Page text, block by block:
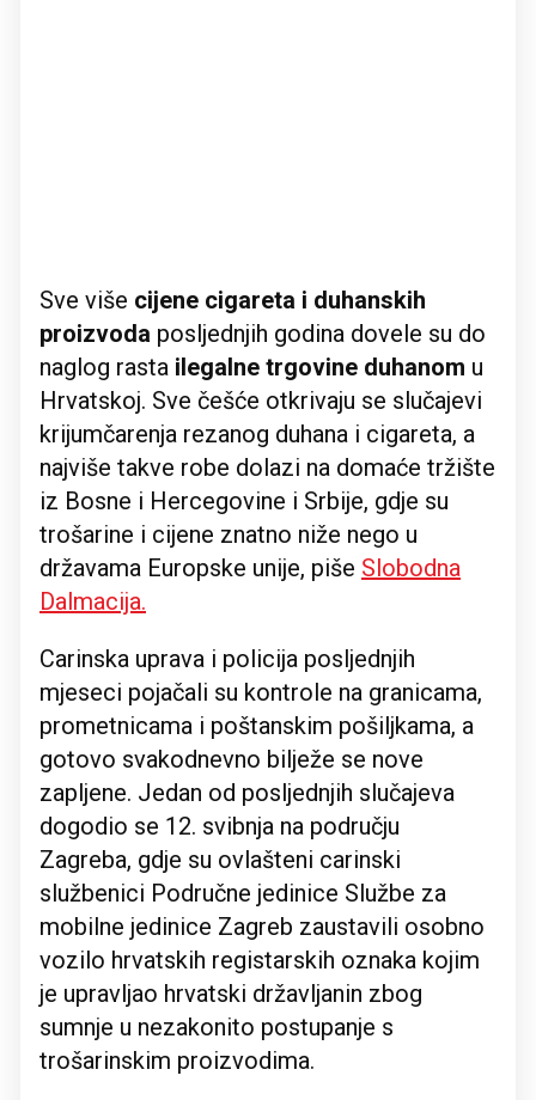
Sve više cijene cigareta i duhanskih
proizvoda posljednjih godina dovele su do
naglog rasta ilegalne trgovine duhanom u
Hrvatskoj. Sve češće otkrivaju se slučajevi
krijumčarenja rezanog duhana i cigareta, a
najviše takve robe dolazi na domaće tržište
iz Bosne i Hercegovine i Srbije, gdje su
trošarine i cijene znatno niže nego u
državama Europske unije, piše Slobodna
Dalmacija.
Carinska uprava i policija posljednjih
mjeseci pojačali su kontrole na granicama,
prometnicama i poštanskim pošiljkama, a
gotovo svakodnevno bilježe se nove
zapljene. Jedan od posljednjih slučajeva
dogodio se 12. svibnja na području
Zagreba, gdje su ovlašteni carinski
službenici Područne jedinice Službe za
mobilne jedinice Zagreb zaustavili osobno
vozilo hrvatskih registarskih oznaka kojim
je upravljao hrvatski državljanin zbog
sumnje u nezakonito postupanje s
trošarinskim proizvodima.